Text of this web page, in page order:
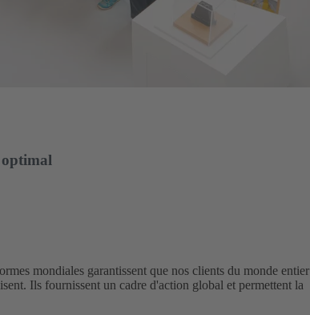
optimal
mondiales garantissent que nos clients du monde entier
Ils fournissent un cadre d'action global et permettent la